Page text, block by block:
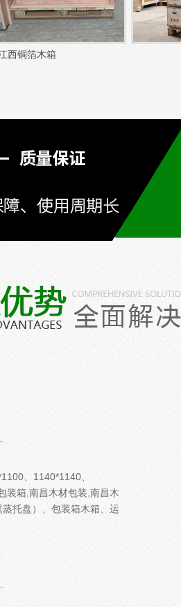
西铜箔木箱
、1140*1140、
装箱,南昌木材包装,南昌木
托盘）、包装箱木箱、运